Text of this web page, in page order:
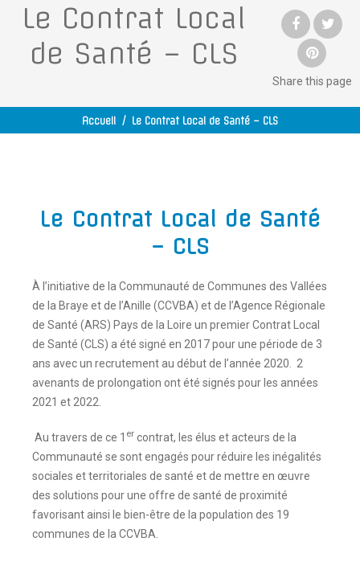
Le Contrat Local
de Santé – CLS
Share this page
Accueil / Le Contrat Local de Santé – CLS
Le Contrat Local de Santé
– CLS
À l’initiative de la Communauté de Communes des Vallées
de la Braye et de l’Anille (CCVBA) et de l’Agence Régionale
de Santé (ARS) Pays de la Loire un premier Contrat Local
de Santé (CLS) a été signé en 2017 pour une période de 3
ans avec un recrutement au début de l’année 2020. 2
avenants de prolongation ont été signés pour les années
2021 et 2022.
Au travers de ce 1 er contrat, les élus et acteurs de la
Communauté se sont engagés pour réduire les inégalités
sociales et territoriales de santé et de mettre en œuvre
des solutions pour une offre de santé de proximité
favorisant ainsi le bien-être de la population des 19
communes de la CCVBA.